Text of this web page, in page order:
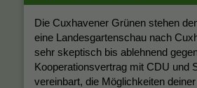
Die Cuxhavener Grünen stehen
eine Landesgartenschau nach
sehr skeptisch bis ablehnend
Kooperationsvertrag mit CDU und
vereinbart, die Möglichkeiten deiner